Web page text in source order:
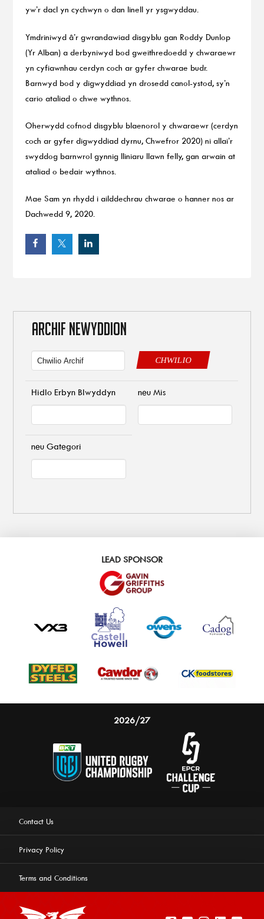
yw’r dacl yn cychwyn o dan linell yr ysgwyddau.
Ymdriniwyd â’r gwrandawiad disgyblu gan Roddy Dunlop
(Yr Alban) a derbyniwyd bod gweithredoedd y chwaraewr
yn cyfiawnhau cerdyn coch ar gyfer chwarae budr.
Barnwyd bod y digwyddiad yn drosedd canol-ystod, sy’n
cario ataliad o chwe wythnos.
Oherwydd cofnod disgyblu blaenorol y chwaraewr (cerdyn
coch ar gyfer digwyddiad dyrnu, Chwefror 2020) ni allai’r
swyddog barnwrol gynnig lliniaru llawn felly, gan arwain at
ataliad o bedair wythnos.
Mae Sam yn rhydd i ailddechrau chwarae o hanner nos ar
Dachwedd 9, 2020.
ARCHIF NEWYDDION
CHWILIO
Hidlo Erbyn Blwyddyn neu Mis
neu Gategori
LEAD SPONSOR
2026/27
Contact Us
Privacy Policy
Terms and Conditions